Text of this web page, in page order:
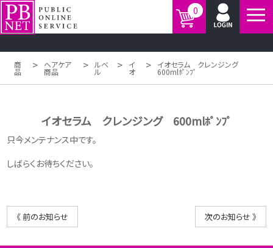
0
商
品 > ヘアケア
商品 > ルベ
ル > イ
オ > イオセラム クレンジング
600mlﾎﾟﾝﾌﾟ
イオセラム クレンジング 600mlﾎﾟﾝﾌﾟ
只今メンテナンス中です。
しばらくお待ちください。
《 前のお知らせ 次のお知らせ 》